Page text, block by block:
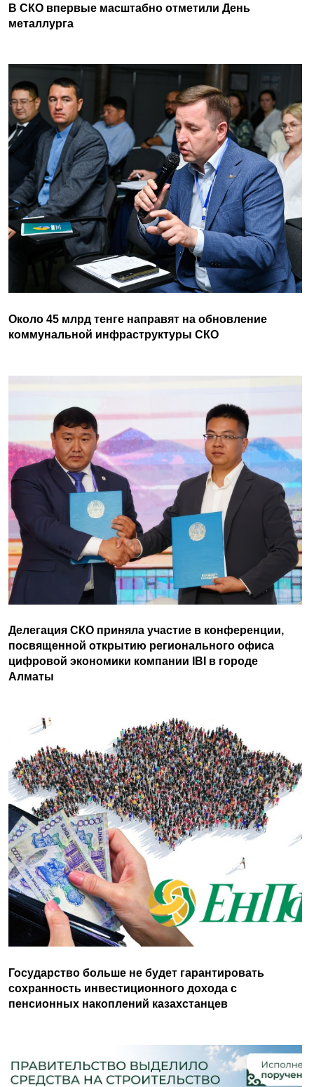
В СКО впервые масштабно отметили День
металлурга
Около 45 млрд тенге направят на обновление
коммунальной инфраструктуры СКО
Делегация СКО приняла участие в конференции,
посвященной открытию регионального офиса
цифровой экономики компании IBI в городе
Алматы
Государство больше не будет гарантировать
сохранность инвестиционного дохода с
пенсионных накоплений казахстанцев